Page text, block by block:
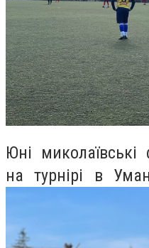
Юні миколаївські
на турнірі в